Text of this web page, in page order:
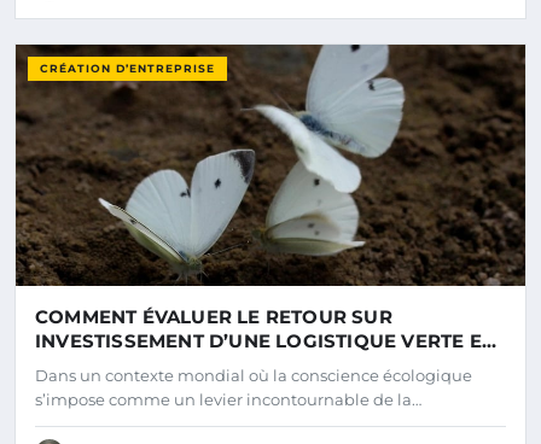
CRÉATION D’ENTREPRISE
COMMENT ÉVALUER LE RETOUR SUR
INVESTISSEMENT D’UNE LOGISTIQUE VERTE EN
2025 ?
Dans un contexte mondial où la conscience écologique
s’impose comme un levier incontournable de la…